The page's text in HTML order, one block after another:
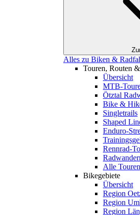
Alles zu Biken &
Touren, Routen
Übersicht
MTB-
Ötztal
Bike &
Singletrails
Shaped
Enduro-
Rennrad-
Alle
Bikegebiete
Übersicht
Region
Region
Region